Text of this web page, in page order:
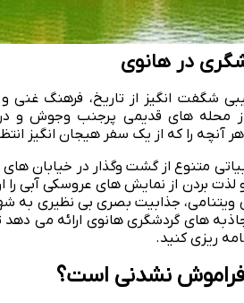
در هانوی
شگفت انگیز از تاریخ، فرهنگ
محله های قدیمی پرجنب وجوش و
آنچه را که از یک سفر هیجان انگیز
متنوع از گشت وگذار در خیابان
و لذت بردن از نمایش های عروسکی آبی
ویتنامی، جذابیت بصری بی نظیری به
های گردشگری هانوی ارائه می دهد
ریزی کنید.
نشدنی است؟